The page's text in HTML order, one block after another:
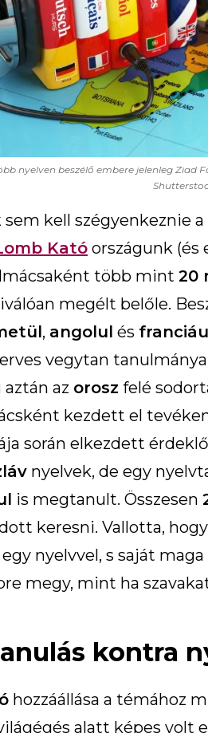
nyelven beszélő embere jelenleg Ziad
sem kell szégyenkeznie
Kató országunk (és
több mint 20
megélt belőle.
, angolul és
vegytan
az orosz felé
kezdett el
során elkezdett
nyelvek, de egy
is megtanult. Összesen
keresni. Vallotta,
nyelvvel, s saját
megy, mint ha
kontra
hozzáállása a témához
alatt képes volt